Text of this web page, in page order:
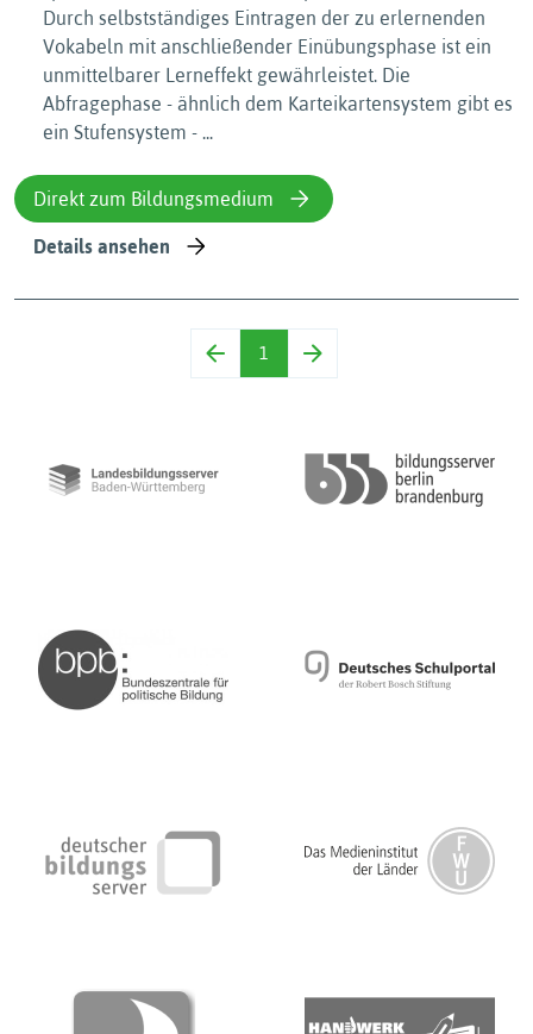
Durch selbstständiges Eintragen der zu erlernenden
Vokabeln mit anschließender Einübungsphase ist ein
unmittelbarer Lerneffekt gewährleistet. Die
Abfragephase - ähnlich dem Karteikartensystem gibt es
ein Stufensystem - ...
Direkt zum Bildungsmedium
Details ansehen
1